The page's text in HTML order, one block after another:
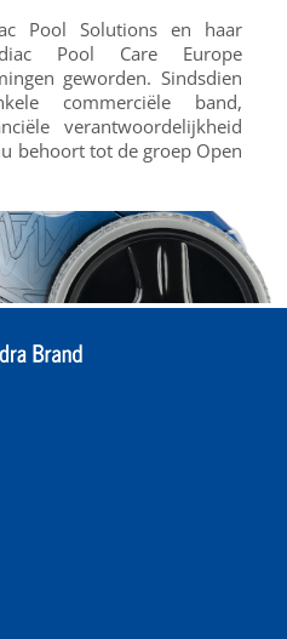
Pool Solutions en haar
Pool Care Europe
geworden. Sindsdien
commerciële band,
verantwoordelijkheid
behoort tot de groep Open